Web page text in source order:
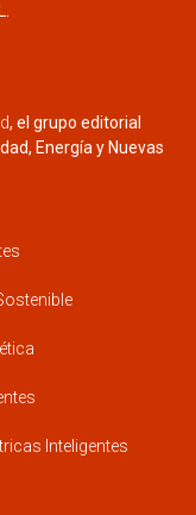
, el grupo editorial
Energía y Nuevas
Inteligentes